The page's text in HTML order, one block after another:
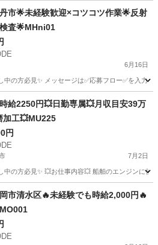
自動車部品
市🌟未経験歓迎×コツコツ作業🌟反射
査🌟MHni01
6月16日
中の方必見✨ メッセージは✅応募フロー✅を入力
時給給2250円💥日勤専属💥月収目安39万
加工💥MU225
円
7月2日
中の方必見✨ 💥お仕事内容💥 船舶のエンジンに
未経験
市清水区🔥未経験でも時給2,000円🔥